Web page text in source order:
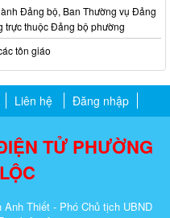
Đảng bộ, Ban Thường vụ Đảng
trực thuộc Đảng bộ phường
tôn giáo
Liên hệ Đăng nhập
TỬ PHƯỜNG
Thiết - Phó Chủ tịch UBND